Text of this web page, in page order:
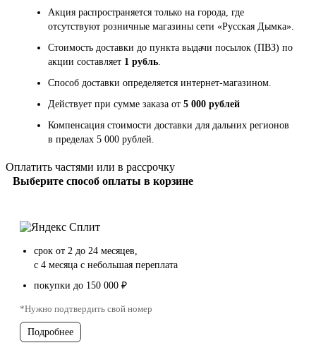
Акция распространяется только на города, где
отсутствуют розничные магазины сети «Русская Дымка».
Стоимость доставки до пункта выдачи посылок (ПВЗ) по
акции составляет 1 рубль.
Способ доставки определяется интернет-магазином.
Действует при сумме заказа от 5 000 рублей
Компенсация стоимости доставки для дальних регионов
в пределах 5 000 рублей.
Оплатить частями или в рассрочку
Выберите способ оплаты в корзине
срок от 2 до 24 месяцев,
с 4 месяца с небольшая переплата
покупки до 150 000 ₽
*Нужно подтвердить свой номер
Подробнее